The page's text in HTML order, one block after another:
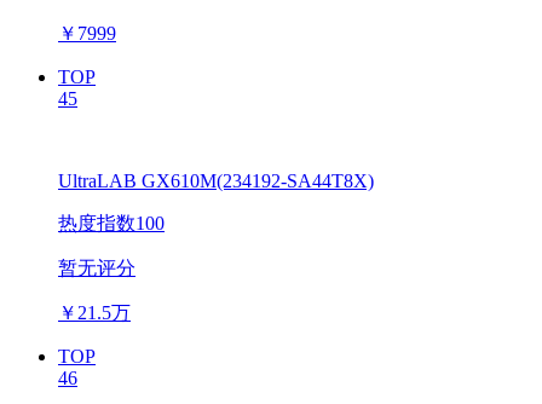
￥ 7999
TOP
45
UltraLAB GX610M(234192-SA44T8X)
热度指数100
暂无评分
￥ 21.5万
TOP
46